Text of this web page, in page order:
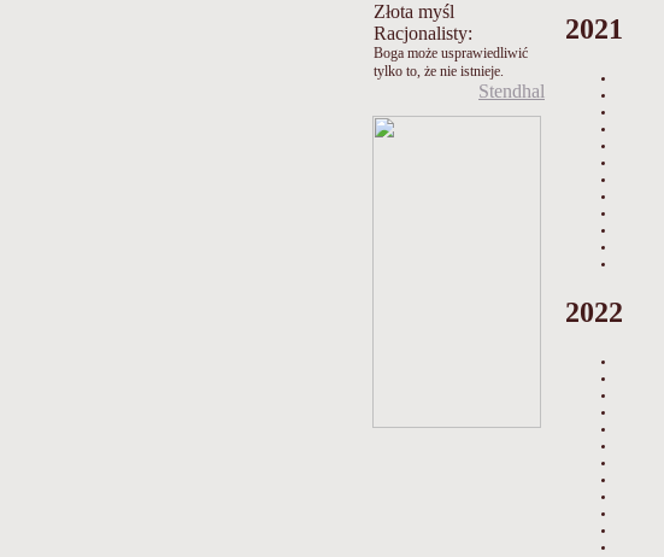
Złota myśl
Racjonalisty:
Boga może usprawiedliwić
tylko to, że nie istnieje.
Stendhal
2021
2022